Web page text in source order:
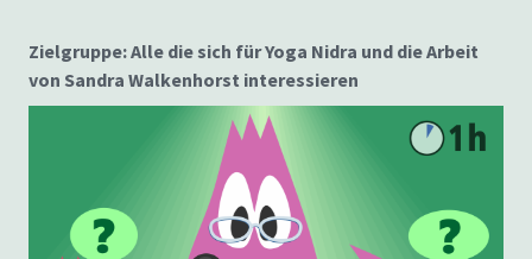
Zielgruppe: Alle die sich für Yoga Nidra und die Arbeit
von Sandra Walkenhorst interessieren